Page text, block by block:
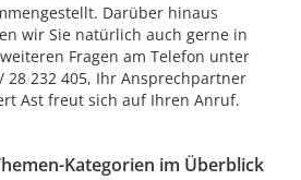
Darüber hinaus
wir Sie natürlich auch gerne in
Fragen am Telefon unter
28 232 405, Ihr Ansprechpartner
Ast freut sich auf Ihren Anruf.
Kategorien im Überblick